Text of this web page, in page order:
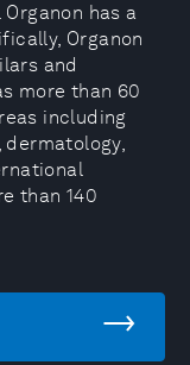
has a
Organon
and
more than 60
including
than 140